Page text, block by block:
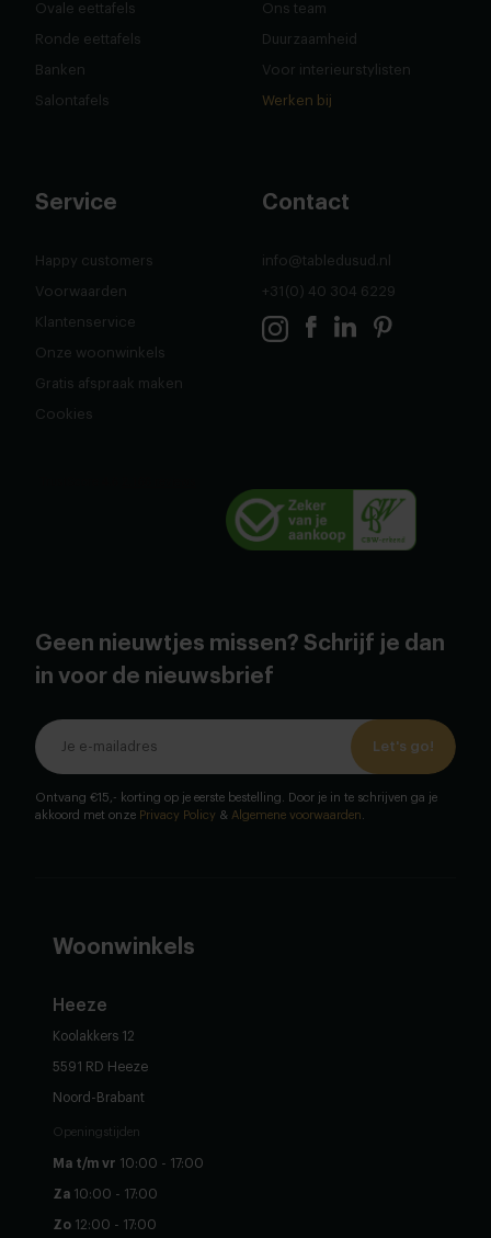
Ovale eettafels
Ronde eettafels
Banken
Salontafels
Ons team
Duurzaamheid
Voor interieurstylisten
Werken bij
Service
Happy customers
Voorwaarden
Klantenservice
Onze woonwinkels
Gratis afspraak maken
Cookies
Contact
info@tabledusud.nl
+31(0) 40 304 6229
Geen nieuwtjes missen? Schrijf je dan
in voor de nieuwsbrief
Let's go!
Ontvang €15,- korting op je eerste bestelling. Door je in te schrijven ga je
akkoord met onze Privacy Policy & Algemene voorwaarden
Woonwinkels
Heeze
Koolakkers 12
5591 RD Heeze
Noord-Brabant
Openingstijden
Ma t/m vr 10:00 - 17:00
Za 10:00 - 17:00
Zo 12:00 - 17:00